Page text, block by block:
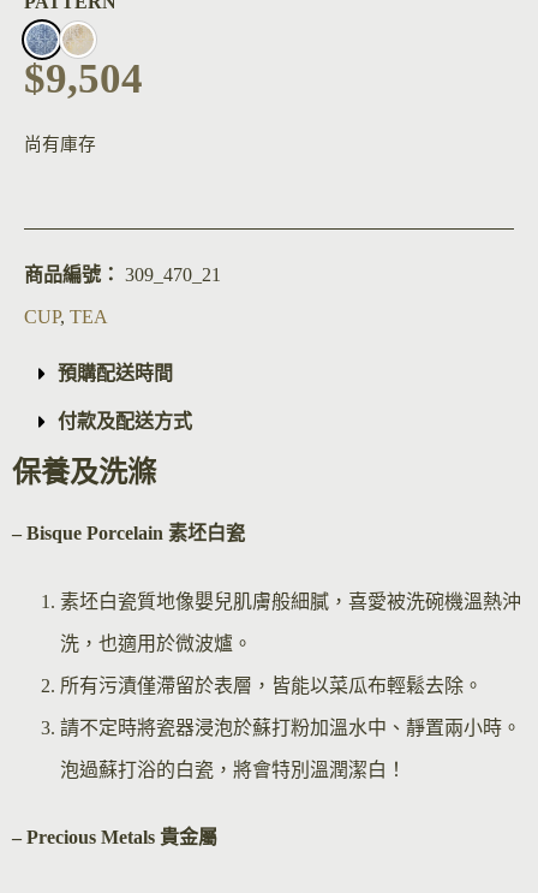
$9,504
尚有庫存
商品編號： 309_470_21
CUP, TEA
預購配送時間
付款及配送方式
保養及洗滌
– Bisque Porcelain 素坯白瓷
素坯白瓷質地像嬰兒肌膚般細膩，喜愛被洗碗機溫熱沖
洗，也適用於微波爐。
所有污漬僅滯留於表層，皆能以菜瓜布輕鬆去除。
請不定時將瓷器浸泡於蘇打粉加溫水中、靜置兩小時。
泡過蘇打浴的白瓷，將會特別溫潤潔白！
– Precious Metals 貴金屬